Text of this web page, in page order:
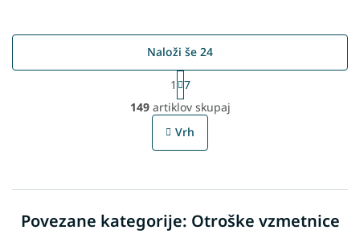
L
i
s
g
o
Naloži še 24
P
a
g
i
n
o
1
7
149artiklov skupaj
Vrh
Povezane kategorije: Otroške vzmetnice